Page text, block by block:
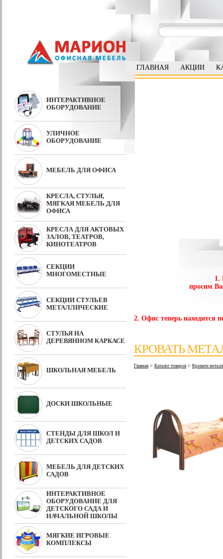
ГЛАВНАЯ АКЦИИ
ИНТЕРАКТИВНОЕ
ОБОРУДОВАНИЕ
УЛИЧНОЕ
ОБОРУДОВАНИЕ
МЕБЕЛЬ ДЛЯ ОФИСА
КРЕСЛА, СТУЛЬЯ,
МЯГКАЯ МЕБЕЛЬ ДЛЯ
ОФИСА
КРЕСЛА ДЛЯ АКТОВЫХ
ЗАЛОВ, ТЕАТРОВ,
КИНОТЕАТРОВ
СЕКЦИИ
МНОГОМЕСТНЫЕ
СЕКЦИИ СТУЛЬЕВ
МЕТАЛЛИЧЕСКИЕ
СТУЛЬЯ НА
ДЕРЕВЯННОМ КАРКАСЕ
ШКОЛЬНАЯ МЕБЕЛЬ
ДОСКИ ШКОЛЬНЫЕ
СТЕНДЫ ДЛЯ ШКОЛ И
ДЕТСКИХ САДОВ
МЕБЕЛЬ ДЛЯ ДЕТСКИХ
САДОВ
ИНТЕРАКТИВНОЕ
ОБОРУДОВАНИЕ ДЛЯ
ДЕТСКОГО САДА И
НАЧАЛЬНОЙ ШКОЛЫ
МЯГКИЕ ИГРОВЫЕ
КОМПЛЕКСЫ
1.
просим
2. Офис теперь находится
КРОВАТЬ
Главная > Каталог товаров > Кровати